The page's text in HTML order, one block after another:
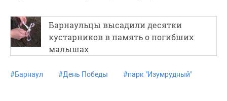
Барнаульцы высадили десятки
кустарников в память о погибших
малышах
#Барнаул #День Победы #парк "Изумрудный"